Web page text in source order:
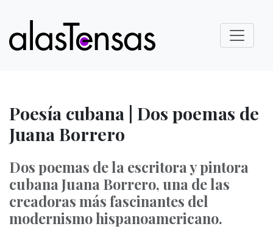
Poesía cubana | Dos poemas de
Juana Borrero
Dos poemas de la escritora y pintora
cubana Juana Borrero, una de las
creadoras más fascinantes del
modernismo hispanoamericano.